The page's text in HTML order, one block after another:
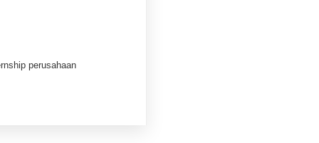
perusahaan